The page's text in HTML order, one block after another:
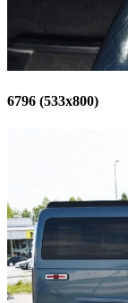
6796 (533x800)